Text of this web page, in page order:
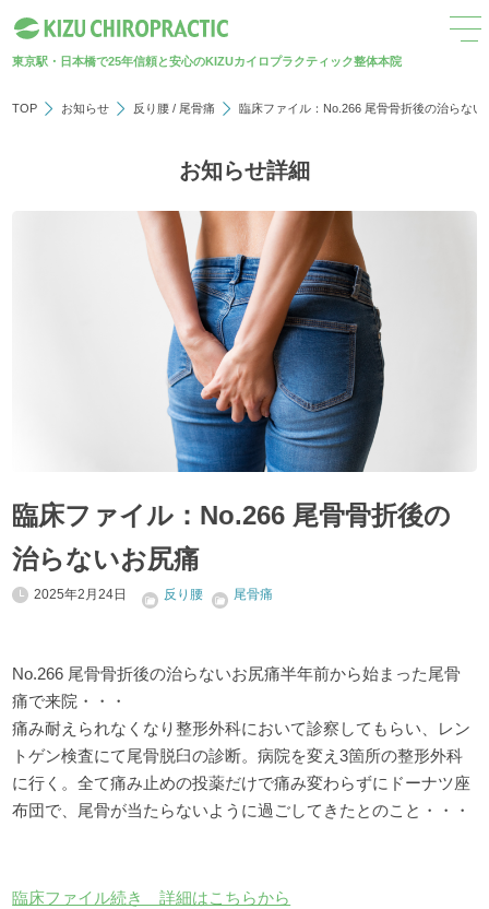
東京駅・日本橋で25年信頼と安心のKIZUカイロプラクティック整体本院
TOP お知らせ 反り腰 / 尾骨痛 臨床ファイル：No.266 尾骨骨折後の治らない
お知らせ詳細
臨床ファイル：No.266 尾骨骨折後の
治らないお尻痛
2025年2月24日 反り腰 尾骨痛
No.266 尾骨骨折後の治らないお尻痛半年前から始まった尾骨
痛で来院・・・
痛み耐えられなくなり整形外科において診察してもらい、レン
トゲン検査にて尾骨脱臼の診断。病院を変え3箇所の整形外科
に行く。全て痛み止めの投薬だけで痛み変わらずにドーナツ座
布団で、尾骨が当たらないように過ごしてきたとのこと・・・
臨床ファイル続き 詳細はこちらから